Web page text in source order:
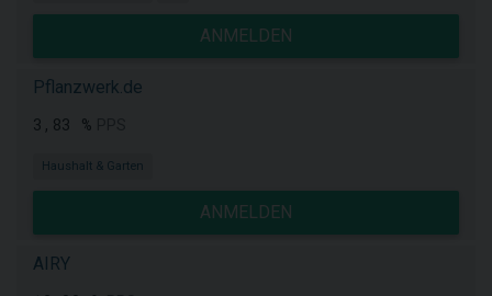
ANMELDEN
Pflanzwerk.de
3,83 %
Haushalt & Garten
ANMELDEN
AIRY